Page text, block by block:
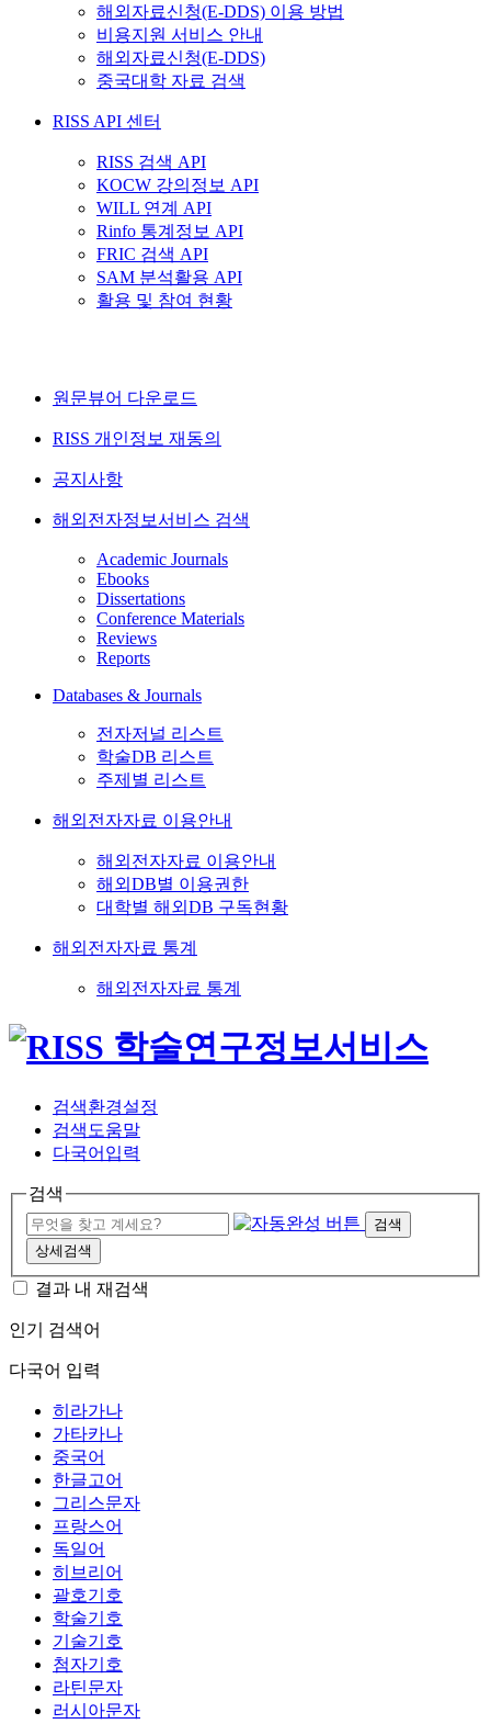
해외자료신청(E-DDS) 이용 방법
비용지원 서비스 안내
해외자료신청(E-DDS)
중국대학 자료 검색
RISS API 센터
RISS 검색 API
KOCW 강의정보 API
WILL 연계 API
Rinfo 통계정보 API
FRIC 검색 API
SAM 분석활용 API
활용 및 참여 현황
원문뷰어 다운로드
RISS 개인정보 재동의
공지사항
해외전자정보서비스 검색
Academic Journals
Ebooks
Dissertations
Conference Materials
Reviews
Reports
Databases & Journals
전자저널 리스트
학술DB 리스트
주제별 리스트
해외전자자료 이용안내
해외전자자료 이용안내
해외DB별 이용권한
대학별 해외DB 구독현황
해외전자자료 통계
해외전자자료 통계
검색환경설정
검색도움말
다국어입력
검색
검색
상세검색
결과 내 재검색
인기 검색어
다국어 입력
히라가나
가타카나
중국어
한글고어
그리스문자
프랑스어
독일어
히브리어
괄호기호
학술기호
기술기호
첨자기호
라틴문자
러시아문자